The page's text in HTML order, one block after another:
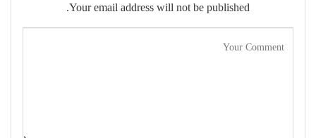
Your email address will not be published.